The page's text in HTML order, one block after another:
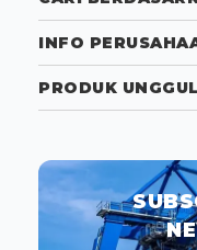
INFO
PRODUK